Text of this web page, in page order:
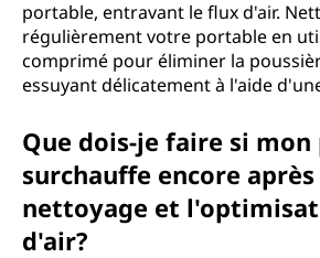
portable, entravant le flux d'air.
régulièrement votre portable en
comprimé pour éliminer la
essuyant délicatement à l'aide
Que dois-je faire si
surchauffe encore après
nettoyage et
d'air?